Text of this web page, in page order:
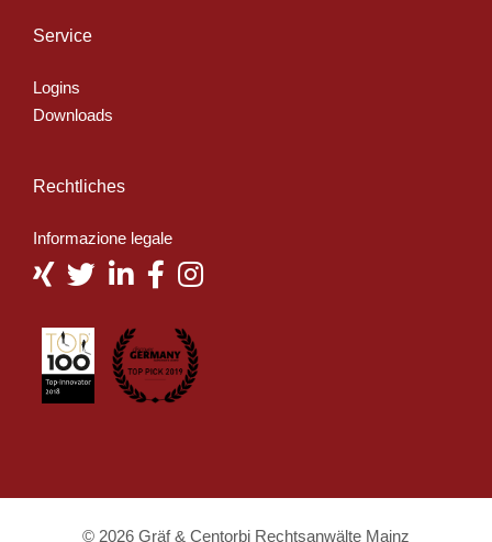
Service
Logins
Downloads
Rechtliches
Informazione legale
© 2026 Gräf & Centorbi Rechtsanwälte Mainz